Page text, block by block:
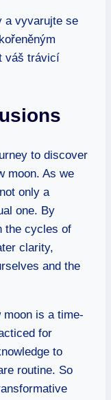
a vyvarujte se
váš trávicí
to discover
moon. As we
only a
one. By
the cycles of
clarity,
and the
moon is a time-
for
to
routine. So